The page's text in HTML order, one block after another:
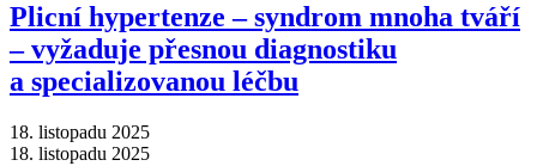
Plicní hypertenze –⁠ syndrom mnoha tváří
–⁠ vyžaduje přesnou diagnostiku
a specializovanou léčbu
18. listopadu 2025
18. listopadu 2025